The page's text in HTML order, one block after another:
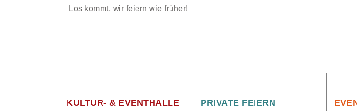
Los kommt, wir feiern wie früher!
KULTUR- & EVENTHALLE PRIVATE FEIERN